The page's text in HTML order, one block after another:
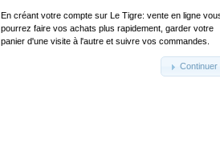
En créant votre compte sur Le Tigre: vente en ligne
pourrez faire vos achats plus rapidement, garder votre
panier d'une visite à l'autre et suivre vos commandes.
Continuer